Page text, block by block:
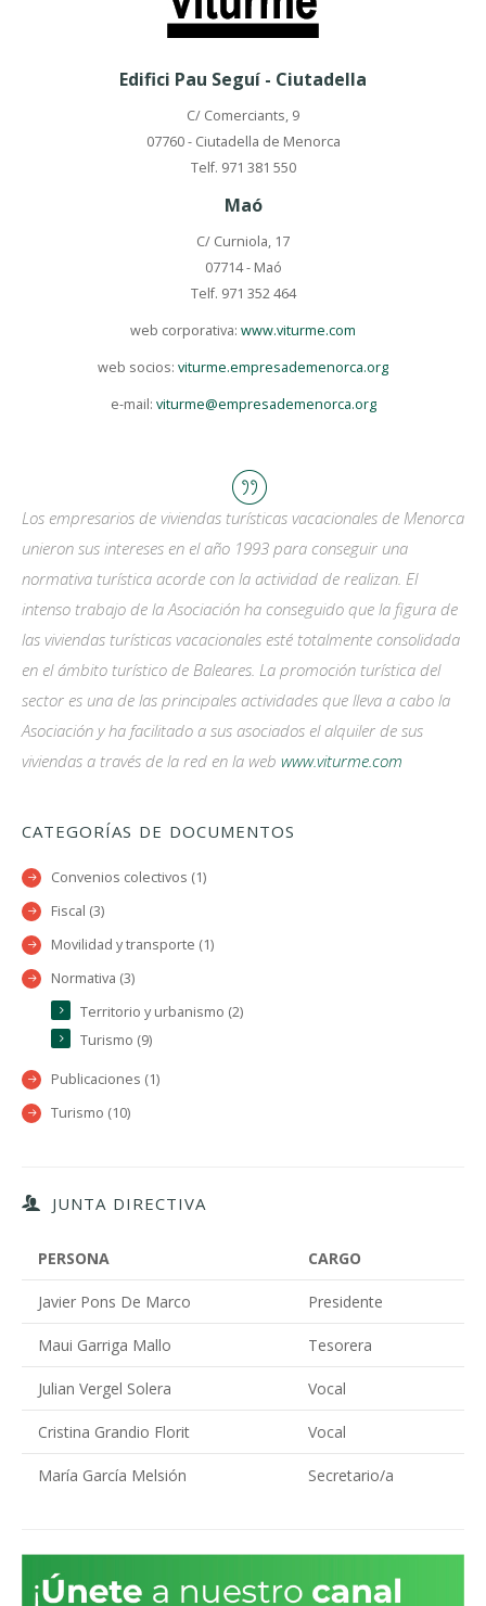
Edifici Pau Seguí - Ciutadella
C/ Comerciants, 9
07760 - Ciutadella de Menorca
Telf. 971 381 550
Maó
C/ Curniola, 17
07714 - Maó
Telf. 971 352 464
web corporativa: www.viturme.com
web socios: viturme.empresademenorca.org
e-mail: viturme@empresademenorca.org
Los empresarios de viviendas turísticas vacacionales de Menorca
unieron sus intereses en el año 1993 para conseguir una
normativa turística acorde con la actividad de realizan. El
intenso trabajo de la Asociación ha conseguido que la figura de
las viviendas turísticas vacacionales esté totalmente consolidada
en el ámbito turístico de Baleares. La promoción turística del
sector es una de las principales actividades que lleva a cabo la
Asociación y ha facilitado a sus asociados el alquiler de sus
viviendas a través de la red en la web www.viturme.com
CATEGORÍAS DE DOCUMENTOS
Convenios colectivos (1)
Fiscal (3)
Movilidad y transporte (1)
Normativa (3)
Territorio y urbanismo (2)
Turismo (9)
Publicaciones (1)
Turismo (10)
JUNTA DIRECTIVA
PERSONA CARGO
Javier Pons De Marco Presidente
Maui Garriga Mallo Tesorera
Julian Vergel Solera Vocal
Cristina Grandio Florit Vocal
María García Melsión Secretario/a